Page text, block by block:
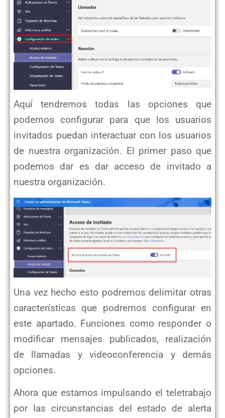
Aquí tendremos todas las opciones que
podemos configurar para que los usuarios
invitados puedan interactuar con los usuarios
de nuestra organización. El primer paso que
podemos dar es dar acceso de invitado a
nuestra organización.
Una vez hecho esto podremos delimitar otras
características que podremos configurar en
este apartado. Funciones como responder o
modificar mensajes publicados, realización
de llamadas y videoconferencia y demás
opciones.
Ahora que estamos impulsando el teletrabajo
por las circunstancias del estado de alerta